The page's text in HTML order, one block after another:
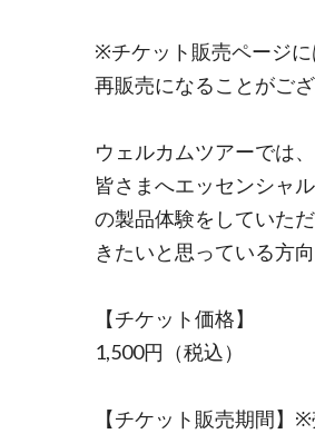
※チケット販売ページ
再販売になることがござ
ウェルカムツアーでは
皆さまへエッセンシャ
の製品体験をしていた
きたいと思っている方
【チケット価格】
1,500円（税込）
【チケット販売期間】